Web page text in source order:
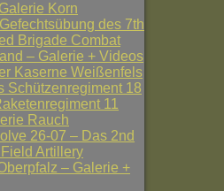
Korn
des 7th
Brigade Combat
– Galerie + Videos
Kaserne Weißenfels
Schützenregiment 18
11
Rauch
26-07 – Das 2nd
Artillery
– Galerie +